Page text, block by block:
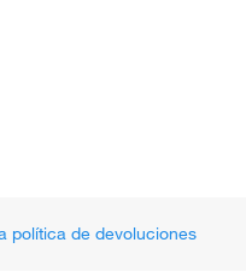
política de devoluciones